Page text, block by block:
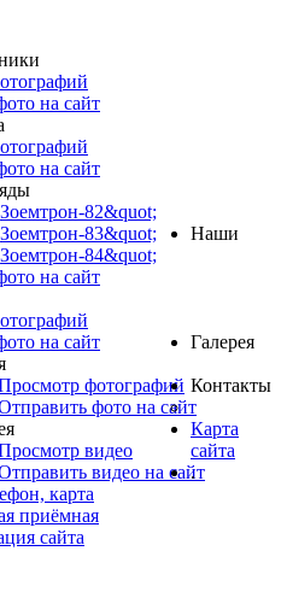
на сайт
на сайт
82&quot;
83&quot;
84&quot;
на сайт
Наши
на сайт
Галерея
фотографий
фото на сайт
видео
видео на сайт
Контакты
карта
приёмная
сайта
Карта
сайта
.